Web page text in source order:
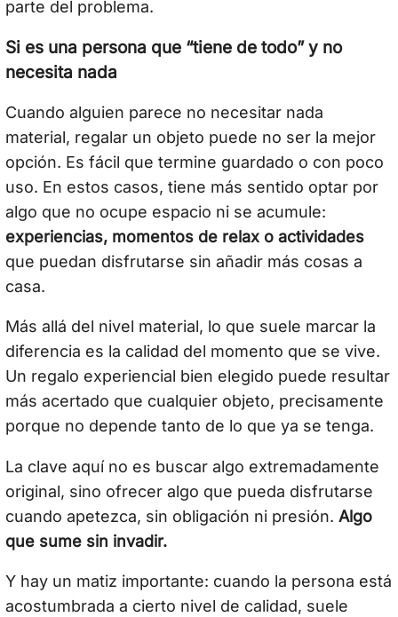
parte del problema.
Si es una persona que “tiene de todo” y no
necesita nada
Cuando alguien parece no necesitar nada
material, regalar un objeto puede no ser la mejor
opción. Es fácil que termine guardado o con poco
uso. En estos casos, tiene más sentido optar por
algo que no ocupe espacio ni se acumule:
experiencias, momentos de relax o actividades
que puedan disfrutarse sin añadir más cosas a
casa.
Más allá del nivel material, lo que suele marcar la
diferencia es la calidad del momento que se vive.
Un regalo experiencial bien elegido puede resultar
más acertado que cualquier objeto, precisamente
porque no depende tanto de lo que ya se tenga.
La clave aquí no es buscar algo extremadamente
original, sino ofrecer algo que pueda disfrutarse
cuando apetezca, sin obligación ni presión.Algo
que sume sin invadir.
Y hay un matiz importante: cuando la persona está
acostumbrada a cierto nivel de calidad, suele